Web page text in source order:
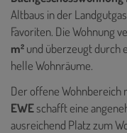
Altbaus in der
Favoriten. Die Wohnung
m²und überzeugt durch
helle Wohnräume.
Der offene
EWEschafft eine
ausreichend Platz zum